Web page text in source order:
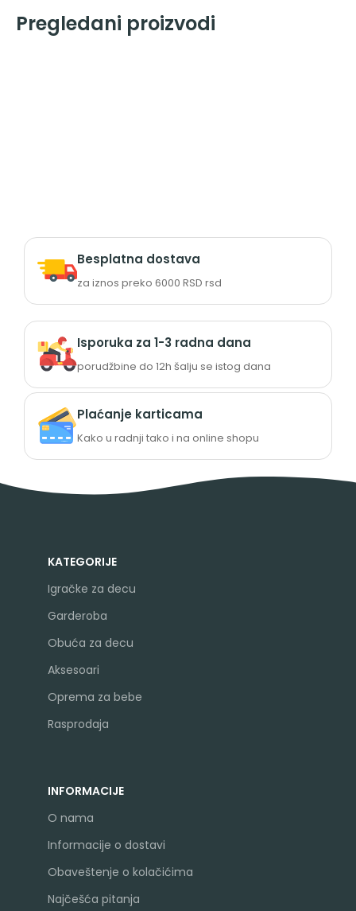
Pregledani proizvodi
Besplatna dostava
za iznos preko 6000 RSD rsd
Isporuka za 1-3 radna dana
porudžbine do 12h šalju se istog dana
Plaćanje karticama
Kako u radnji tako i na online shopu
KATEGORIJE
Igračke za decu
Garderoba
Obuća za decu
Aksesoari
Oprema za bebe
Rasprodaja
INFORMACIJE
O nama
Informacije o dostavi
Obaveštenje o kolačićima
Najčešća pitanja